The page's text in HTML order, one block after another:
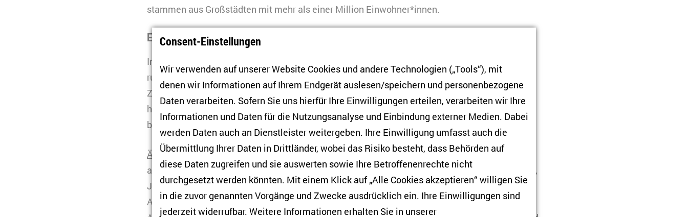
stammen aus Großstädten mit mehr als einer Million Einwohner*innen.
Ein gastfreundliches Langzeitziel
In ihrem Balanceakt zwischen Ost und West pflegt die Türkei eine Politik der offenen Tür für
russische Migrant*innen. So sind russische Staatsangehörige heute die größte Gruppe von
Zugewanderten mit befristeten und unbefristeten Aufenthaltstiteln in der Türkei.
Anfang 2024
hatten 100.000 Russ*innen eine unbefristete Aufenthaltserlaubnis, weitere 67.000 einen
befristeten Aufenthaltstitel und fast 12.000 eine Aufenthaltserlaubnis für Familienangehörige.
Ähnlich wie in anderen Aufnahmeländernlassen sich zwei Wellen russischer Migration
ausmachen. Bei der ersten im Frühling 2022 wanderten überwiegend politische Oppositionelle,
Journalist*innen und im IT-Sektor Beschäftigte aus. Eine weitere Welle gab es nach der
Ankündigung der Teilmobilmachung im September 2022.Wenig überraschend war hier der
Consent-Einstellungen
Wir verwenden auf unserer Website Cookies und andere Technologien („Tools“), mit
denen wir Informationen auf Ihrem Endgerät auslesen/speichern und personenbezogene
Daten verarbeiten. Sofern Sie uns hierfür Ihre Einwilligungen erteilen, verarbeiten wir Ihre
Informationen und Daten für die Nutzungsanalyse und Einbindung externer Medien. Dabei
werden Daten auch an Dienstleister weitergeben. Ihre Einwilligung umfasst auch die
Übermittlung Ihrer Daten in Drittländer, wobei das Risiko besteht, dass Behörden auf
diese Daten zugreifen und sie auswerten sowie Ihre Betroffenenrechte nicht
durchgesetzt werden könnten. Mit einem Klick auf „Alle Cookies akzeptieren“ willigen Sie
in die zuvor genannten Vorgänge und Zwecke ausdrücklich ein. Ihre Einwilligungen sind
jederzeit widerrufbar. Weitere Informationen erhalten Sie in unserer